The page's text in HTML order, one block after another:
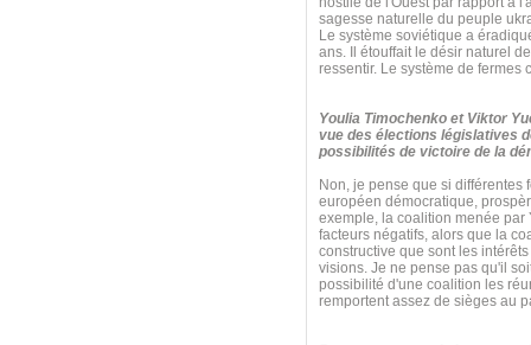
sagesse naturelle du peuple
Le système soviétique a
ans. Il étouffait le désir naturel
ressentir. Le système de
Youlia Timochenko et Viktor
vue des élections législatives
possibilités de victoire de la
Non, je pense que si différentes
européen démocratique,
exemple, la coalition menée par
facteurs négatifs, alors que la
constructive que sont les
visions. Je ne pense pas qu'il
possibilité d'une coalition les
remportent assez de sièges au